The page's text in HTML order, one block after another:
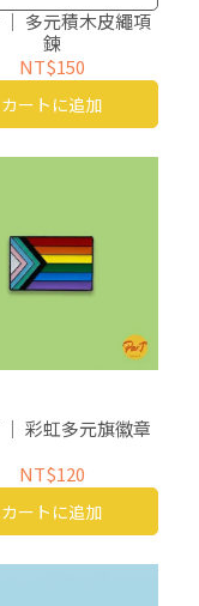
兩相宜！
鍊
NT$150
カートに追加
PAR.T ｜ 彩虹多元旗徽章
NT$120
カートに追加